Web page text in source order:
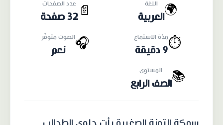
🌍 اللغة
العربية 📄
عدد الصفحات
32 صفحة
⏱️مدّة الاستماع
9 دقيقة
🎧الصوت متوفّر
نعم
📚 المستوى
الصف الرابع